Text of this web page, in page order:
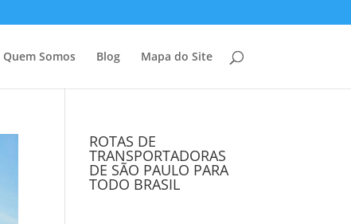
Quem Somos Blog Mapa do Site
ROTAS DE
TRANSPORTADORAS
DE SÃO PAULO PARA
TODO BRASIL